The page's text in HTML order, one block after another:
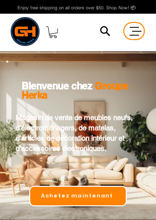
Enjoy free shipping on all orders over $50. Shop Now! 📦
Bienvenue chez Groupe
Herka
​Magasin de vente de meubles neufs,
d'électroménagers, de matelas,
d'articles de décoration intérieur et
d'accessoires électroniques.
Achetez maintenant